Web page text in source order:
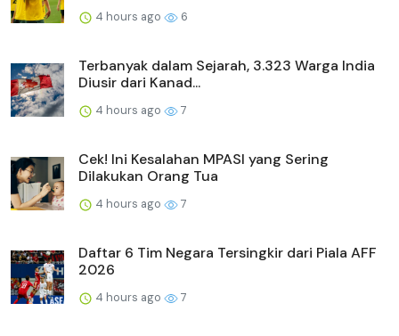
4 hours ago 6
Terbanyak dalam Sejarah, 3.323 Warga India
Diusir dari Kanad...
4 hours ago 7
Cek! Ini Kesalahan MPASI yang Sering
Dilakukan Orang Tua
4 hours ago 7
Daftar 6 Tim Negara Tersingkir dari Piala AFF
2026
4 hours ago 7